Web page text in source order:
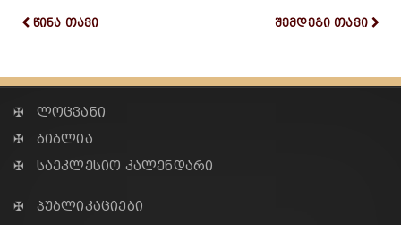
წინა თავი შემდეგი თავი
✠ ლოცვანი
✠ ბიბლია
✠ საეკლესიო კალენდარი
✠ პუბლიკაციები